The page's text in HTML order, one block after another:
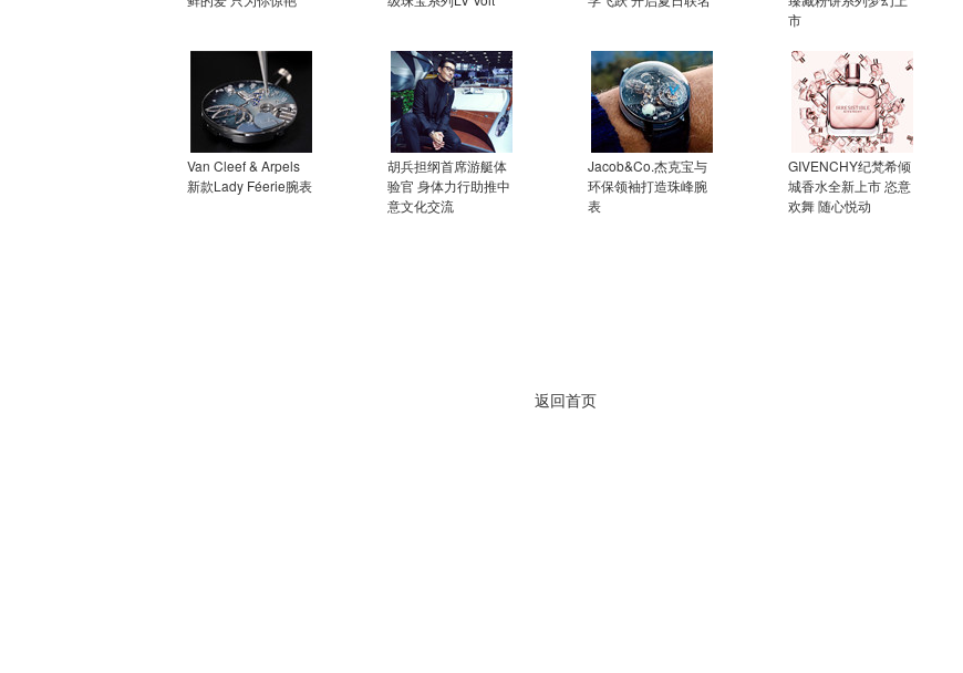
市
Van Cleef & Arpels
新款Lady Féerie腕表
胡兵担纲首席游艇体
验官 身体力行助推中
意文化交流
Jacob&Co.杰克宝与
环保领袖打造珠峰腕
表
GIVENCHY纪梵希倾
城香水全新上市 恣意
欢舞 随心悦动
返回首页